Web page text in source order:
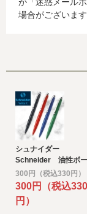
らは、ご利用
を特定するこ
・発行会社の
なお、個人情
(https://
制度に関する
お客様が未成
上で、本サー
e) 個人情報の取
取得した個人
とがあります。
その場合には
が「迷惑メール
場合がございま
シュナイダー
Schneider 油性ボー
ルペン オフィス 中
字
300円（税込330円）
300円（税込330
円）